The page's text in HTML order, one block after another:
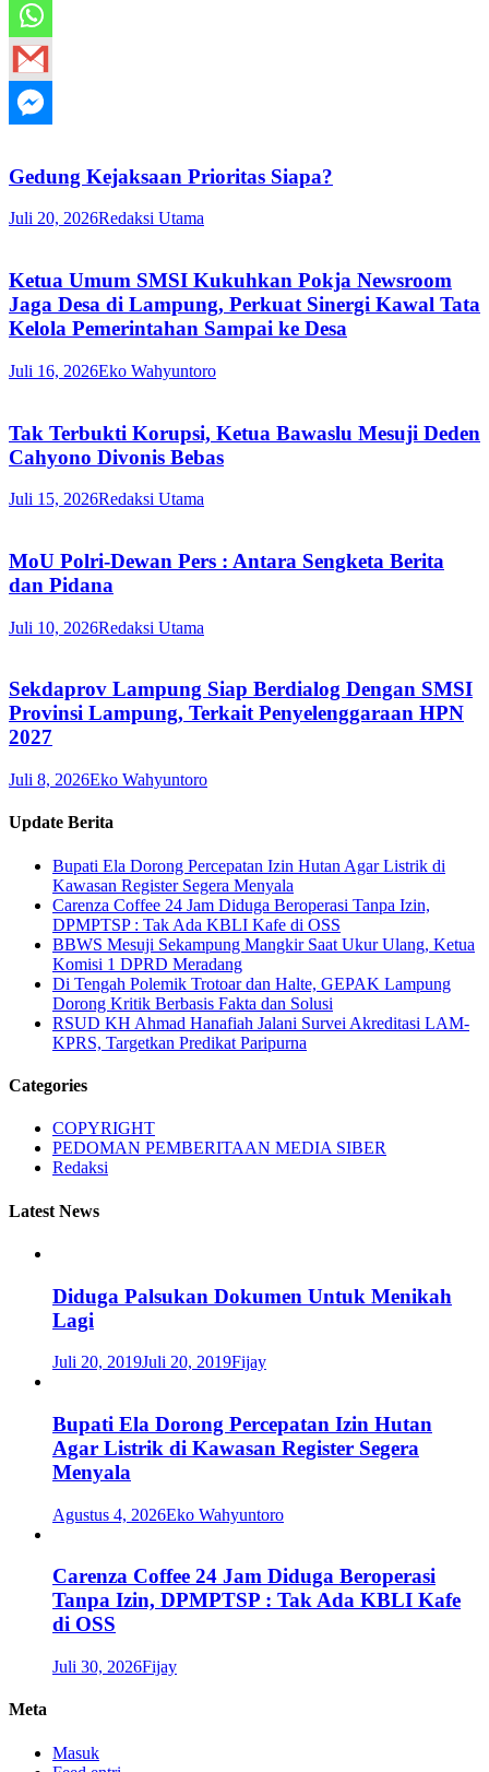
Gedung Kejaksaan Prioritas Siapa?
Juli 20, 2026Redaksi Utama
Ketua Umum SMSI Kukuhkan Pokja Newsroom
Jaga Desa di Lampung, Perkuat Sinergi Kawal Tata
Kelola Pemerintahan Sampai ke Desa
Juli 16, 2026Eko Wahyuntoro
Tak Terbukti Korupsi, Ketua Bawaslu Mesuji Deden
Cahyono Divonis Bebas
Juli 15, 2026Redaksi Utama
MoU Polri-Dewan Pers : Antara Sengketa Berita
dan Pidana
Juli 10, 2026Redaksi Utama
Sekdaprov Lampung Siap Berdialog Dengan SMSI
Provinsi Lampung, Terkait Penyelenggaraan HPN
2027
Juli 8, 2026Eko Wahyuntoro
Update Berita
Bupati Ela Dorong Percepatan Izin Hutan Agar Listrik di
Kawasan Register Segera Menyala
Carenza Coffee 24 Jam Diduga Beroperasi Tanpa Izin,
DPMPTSP : Tak Ada KBLI Kafe di OSS
BBWS Mesuji Sekampung Mangkir Saat Ukur Ulang, Ketua
Komisi 1 DPRD Meradang
Di Tengah Polemik Trotoar dan Halte, GEPAK Lampung
Dorong Kritik Berbasis Fakta dan Solusi
RSUD KH Ahmad Hanafiah Jalani Survei Akreditasi LAM-
KPRS, Targetkan Predikat Paripurna
Categories
COPYRIGHT
PEDOMAN PEMBERITAAN MEDIA SIBER
Redaksi
Latest News
Diduga Palsukan Dokumen Untuk Menikah
Lagi
Juli 20, 2019Juli 20, 2019Fijay
Bupati Ela Dorong Percepatan Izin Hutan
Agar Listrik di Kawasan Register Segera
Menyala
Agustus 4, 2026Eko Wahyuntoro
Carenza Coffee 24 Jam Diduga Beroperasi
Tanpa Izin, DPMPTSP : Tak Ada KBLI Kafe
di OSS
Juli 30, 2026Fijay
Meta
Masuk